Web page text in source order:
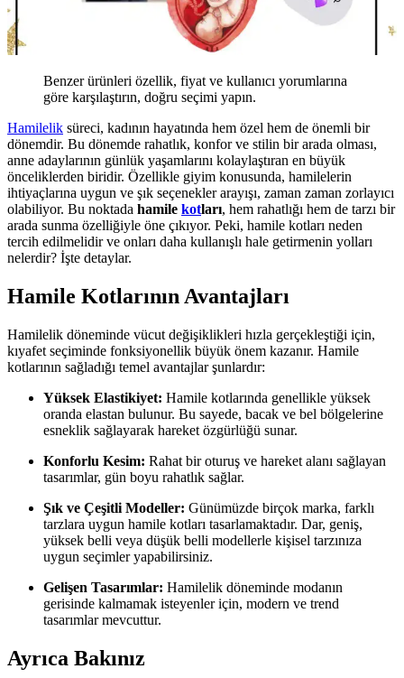
Benzer ürünleri özellik, fiyat ve kullanıcı yorumlarına
göre karşılaştırın, doğru seçimi yapın.
Hamilelik süreci, kadının hayatında hem özel hem de önemli bir
dönemdir. Bu dönemde rahatlık, konfor ve stilin bir arada olması,
anne adaylarının günlük yaşamlarını kolaylaştıran en büyük
önceliklerden biridir. Özellikle giyim konusunda, hamilelerin
ihtiyaçlarına uygun ve şık seçenekler arayışı, zaman zaman zorlayıcı
olabiliyor. Bu noktada hamile kotları, hem rahatlığı hem de tarzı bir
arada sunma özelliğiyle öne çıkıyor. Peki, hamile kotları neden
tercih edilmelidir ve onları daha kullanışlı hale getirmenin yolları
nelerdir? İşte detaylar.
Hamile Kotlarının Avantajları
Hamilelik döneminde vücut değişiklikleri hızla gerçekleştiği için,
kıyafet seçiminde fonksiyonellik büyük önem kazanır. Hamile
kotlarının sağladığı temel avantajlar şunlardır:
Yüksek Elastikiyet: Hamile kotlarında genellikle yüksek
oranda elastan bulunur. Bu sayede, bacak ve bel bölgelerine
esneklik sağlayarak hareket özgürlüğü sunar.
Konforlu Kesim: Rahat bir oturuş ve hareket alanı sağlayan
tasarımlar, gün boyu rahatlık sağlar.
Şık ve Çeşitli Modeller: Günümüzde birçok marka, farklı
tarzlara uygun hamile kotları tasarlamaktadır. Dar, geniş,
yüksek belli veya düşük belli modellerle kişisel tarzınıza
uygun seçimler yapabilirsiniz.
Gelişen Tasarımlar: Hamilelik döneminde modanın
gerisinde kalmamak isteyenler için, modern ve trend
tasarımlar mevcuttur.
Ayrıca Bakınız